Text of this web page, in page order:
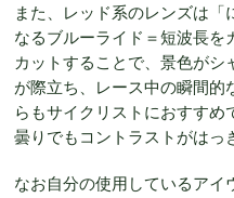
また、レッド系のレンズは「
なるブルーライド＝短波長を
カットすることで、景色が
が際立ち、レース中の瞬間的
らもサイクリストにおすすめ
曇りでもコントラストがはっ
なお自分の使用しているアイ